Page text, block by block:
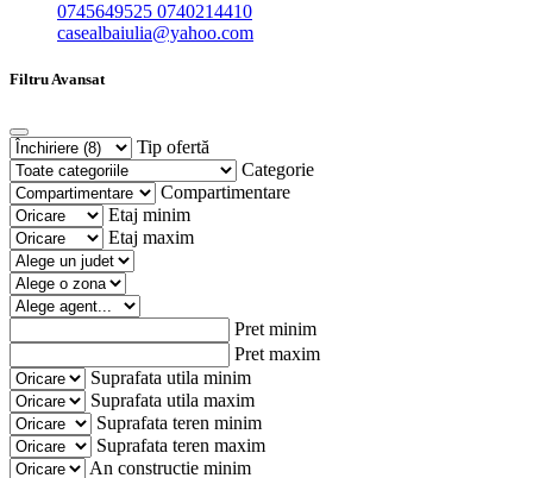
0745649525 0740214410
casealbaiulia@yahoo.com
Filtru Avansat
Tip ofertă
Categorie
Compartimentare
Etaj minim
Etaj maxim
Pret minim
Pret maxim
Suprafata utila minim
Suprafata utila maxim
Suprafata teren minim
Suprafata teren maxim
An constructie minim